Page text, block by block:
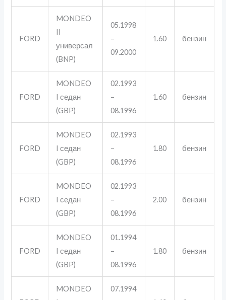
FORD
MONDEO
II
универсал
(BNP)
05.1998
–
09.2000
1.60 бензин
FORD
MONDEO
I седан
(GBP)
02.1993
–
08.1996
1.60 бензин
FORD
MONDEO
I седан
(GBP)
02.1993
–
08.1996
1.80 бензин
FORD
MONDEO
I седан
(GBP)
02.1993
–
08.1996
2.00 бензин
FORD
MONDEO
I седан
(GBP)
01.1994
–
08.1996
1.80 бензин
MONDEO
07.1994